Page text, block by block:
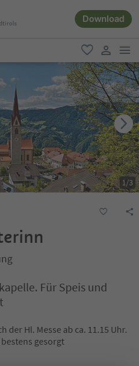
Download
favorit
user link
1/3
Für Speis und
der Hl. Messe ab ca. 11.15 Uhr.
gesorgt